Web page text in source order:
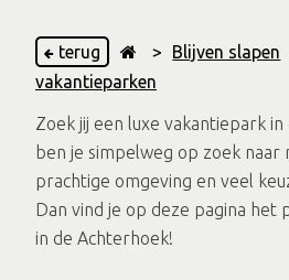
terug > Blijven slapen
vakantieparken
Zoek jij een luxe vakantiepark
ben je simpelweg op zoek naar
prachtige omgeving en veel
Dan vind je op deze pagina het
in de Achterhoek!